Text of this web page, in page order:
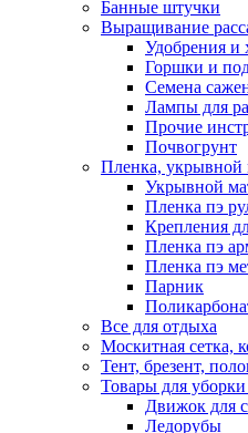
Банные штучки
Выращивание
Удобрения и
Горшки и
Семена
Лампы для
Прочие
Почвогрунт
Пленка, укрывной
Укрывной
Пленка пэ
Крепления
Пленка пэ
Пленка пэ
Парник
Все для отдыха
Москитная сетка,
Тент, брезент,
Товары для уборки
Движок для
Ледорубы